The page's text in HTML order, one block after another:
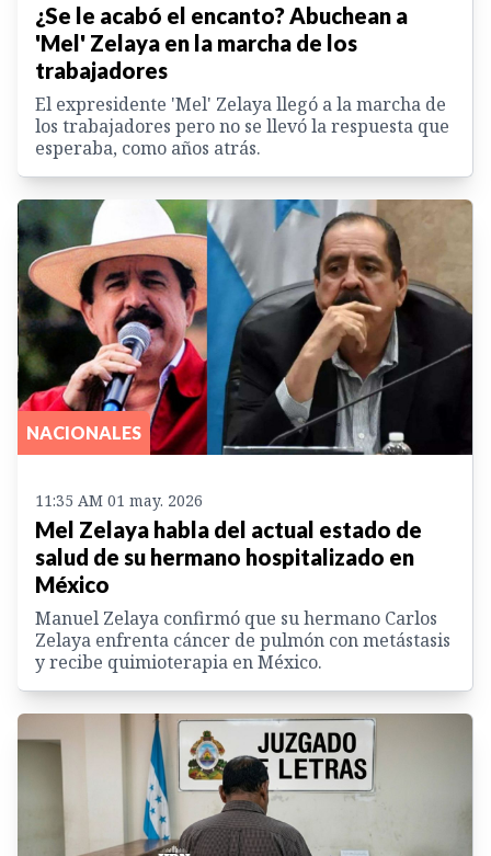
¿Se le acabó el encanto? Abuchean a
'Mel' Zelaya en la marcha de los
trabajadores
El expresidente 'Mel' Zelaya llegó a la marcha de
los trabajadores pero no se llevó la respuesta que
esperaba, como años atrás.
NACIONALES
11:35 AM 01 may. 2026
Mel Zelaya habla del actual estado de
salud de su hermano hospitalizado en
México
Manuel Zelaya confirmó que su hermano Carlos
Zelaya enfrenta cáncer de pulmón con metástasis
y recibe quimioterapia en México.